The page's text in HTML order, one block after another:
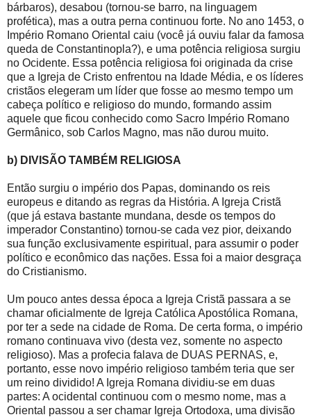
bárbaros), desabou (tornou-se barro, na linguagem
profética), mas a outra perna continuou forte. No ano 1453, o
Império Romano Oriental caiu (você já ouviu falar da famosa
queda de Constantinopla?), e uma potência religiosa surgiu
no Ocidente. Essa potência religiosa foi originada da crise
que a Igreja de Cristo enfrentou na Idade Média, e os líderes
cristãos elegeram um líder que fosse ao mesmo tempo um
cabeça político e religioso do mundo, formando assim
aquele que ficou conhecido como Sacro Império Romano
Germânico, sob Carlos Magno, mas não durou muito.
b) DIVISÃO TAMBÉM RELIGIOSA
Então surgiu o império dos Papas, dominando os reis
europeus e ditando as regras da História. A Igreja Cristã
(que já estava bastante mundana, desde os tempos do
imperador Constantino) tornou-se cada vez pior, deixando
sua função exclusivamente espiritual, para assumir o poder
político e econômico das nações. Essa foi a maior desgraça
do Cristianismo.
Um pouco antes dessa época a Igreja Cristã passara a se
chamar oficialmente de Igreja Católica Apostólica Romana,
por ter a sede na cidade de Roma. De certa forma, o império
romano continuava vivo (desta vez, somente no aspecto
religioso). Mas a profecia falava de DUAS PERNAS, e,
portanto, esse novo império religioso também teria que ser
um reino dividido! A Igreja Romana dividiu-se em duas
partes: A ocidental continuou com o mesmo nome, mas a
Oriental passou a ser chamar Igreja Ortodoxa, uma divisão